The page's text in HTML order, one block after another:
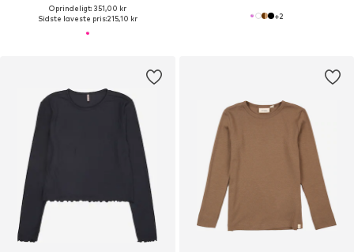
Oprindeligt: 351,00 kr
Sidste laveste pris:215,10 kr +2